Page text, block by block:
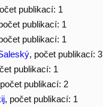
publikací: 1
publikací: 1
publikací: 1
, počet publikací: 3
publikací: 1
publikací: 2
, počet publikací: 1